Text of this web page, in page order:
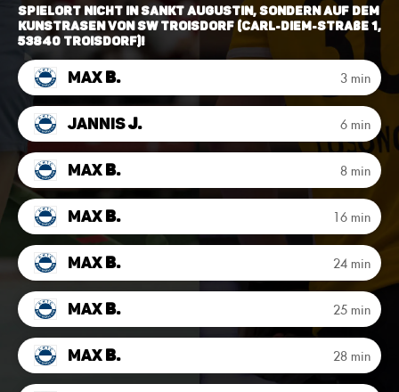
Spielort NICHT in Sankt Augustin, sondern auf dem
Kunstrasen von SW Troisdorf (Carl-Diem-Straße 1,
53840 Troisdorf)!
MaxB. 3 min
JannisJ. 6 min
MaxB. 8 min
MaxB. 16 min
MaxB. 24 min
MaxB. 25 min
MaxB. 28 min